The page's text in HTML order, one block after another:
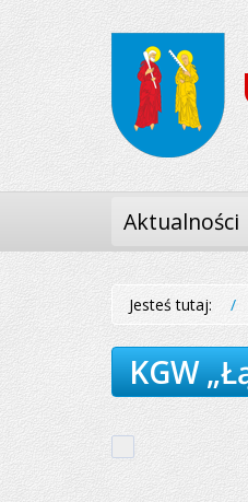
Przejdź
do
menu
Przejdź
do
treści
Aktualności
Jesteś tutaj:
KGW